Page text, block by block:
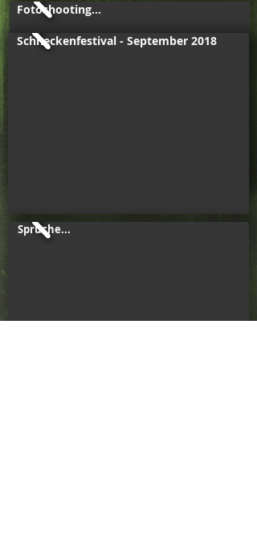
Fotoshooting...
Schneckenfestival - September 2018
Sprüche...